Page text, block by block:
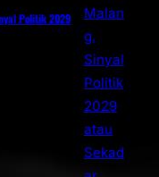
Politik 2029